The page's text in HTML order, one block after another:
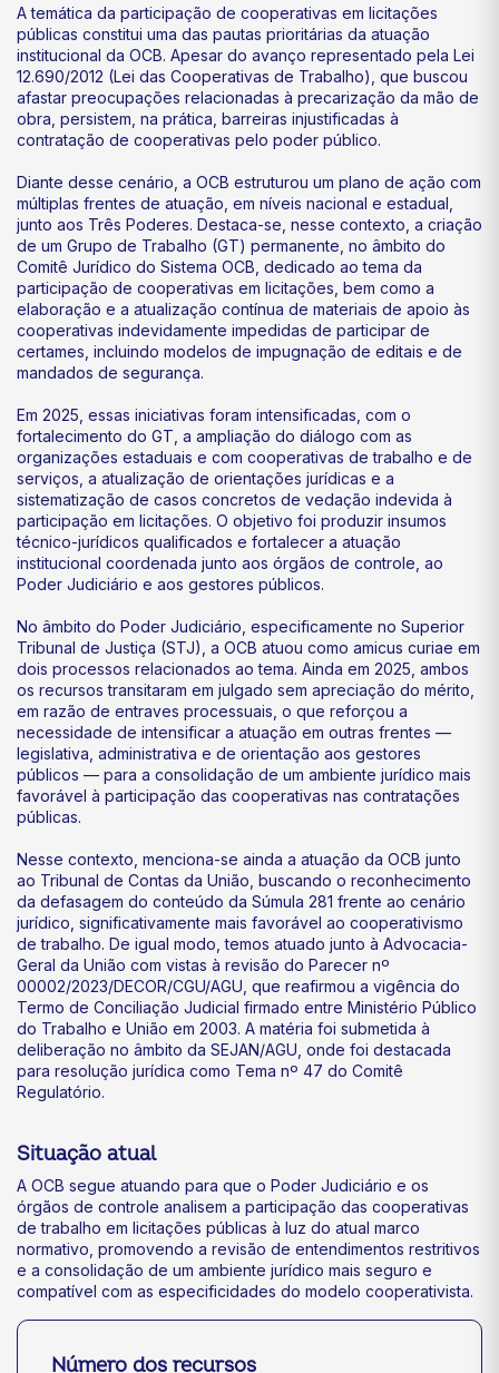
A temática da participação de cooperativas em licitações
públicas constitui uma das pautas prioritárias da atuação
institucional da OCB. Apesar do avanço representado pela Lei
12.690/2012 (Lei das Cooperativas de Trabalho), que buscou
afastar preocupações relacionadas à precarização da mão de
obra, persistem, na prática, barreiras injustificadas à
contratação de cooperativas pelo poder público.
Diante desse cenário, a OCB estruturou um plano de ação com
múltiplas frentes de atuação, em níveis nacional e estadual,
junto aos Três Poderes. Destaca-se, nesse contexto, a criação
de um Grupo de Trabalho (GT) permanente, no âmbito do
Comitê Jurídico do Sistema OCB, dedicado ao tema da
participação de cooperativas em licitações, bem como a
elaboração e a atualização contínua de materiais de apoio às
cooperativas indevidamente impedidas de participar de
certames, incluindo modelos de impugnação de editais e de
mandados de segurança.
Em 2025, essas iniciativas foram intensificadas, com o
fortalecimento do GT, a ampliação do diálogo com as
organizações estaduais e com cooperativas de trabalho e de
serviços, a atualização de orientações jurídicas e a
sistematização de casos concretos de vedação indevida à
participação em licitações. O objetivo foi produzir insumos
técnico-jurídicos qualificados e fortalecer a atuação
institucional coordenada junto aos órgãos de controle, ao
Poder Judiciário e aos gestores públicos.
No âmbito do Poder Judiciário, especificamente no Superior
Tribunal de Justiça (STJ), a OCB atuou como amicus curiae em
dois processos relacionados ao tema. Ainda em 2025, ambos
os recursos transitaram em julgado sem apreciação do mérito,
em razão de entraves processuais, o que reforçou a
necessidade de intensificar a atuação em outras frentes —
legislativa, administrativa e de orientação aos gestores
públicos — para a consolidação de um ambiente jurídico mais
favorável à participação das cooperativas nas contratações
públicas.
Nesse contexto, menciona-se ainda a atuação da OCB junto
ao Tribunal de Contas da União, buscando o reconhecimento
da defasagem do conteúdo da Súmula 281 frente ao cenário
jurídico, significativamente mais favorável ao cooperativismo
de trabalho. De igual modo, temos atuado junto à Advocacia-
Geral da União com vistas à revisão do Parecer nº
00002/2023/DECOR/CGU/AGU, que reafirmou a vigência do
Termo de Conciliação Judicial firmado entre Ministério Público
do Trabalho e União em 2003. A matéria foi submetida à
deliberação no âmbito da SEJAN/AGU, onde foi destacada
para resolução jurídica como Tema nº 47 do Comitê
Regulatório.
Situação atual
A OCB segue atuando para que o Poder Judiciário e os
órgãos de controle analisem a participação das cooperativas
de trabalho em licitações públicas à luz do atual marco
normativo, promovendo a revisão de entendimentos restritivos
e a consolidação de um ambiente jurídico mais seguro e
compatível com as especificidades do modelo cooperativista.
Número dos recursos